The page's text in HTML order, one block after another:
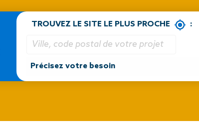
TROUVEZ LE SITE LE PLUS PROCHE :